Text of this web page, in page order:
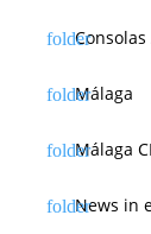
Málaga
Málaga
News in